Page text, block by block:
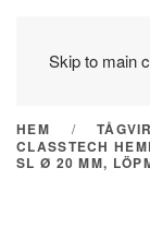
Skip to main
HEM
CLASSTECH
SL Ø 20 MM,